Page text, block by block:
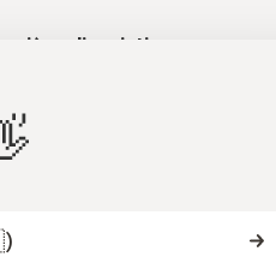
linguistiques,
du marché du travail,
leur pays d’origine. Une
le montrent régulièrement les
on me disait d’abord
)